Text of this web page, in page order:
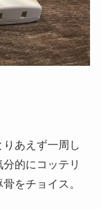
あえず一周し
的にコッテリ
をチョイス。